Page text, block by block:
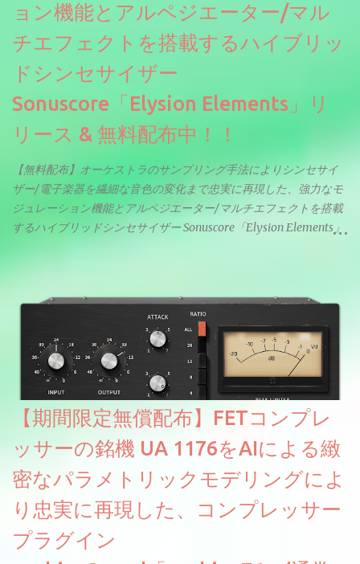
ョン機能とアルペジエーター/マル
チエフェクトを搭載するハイブリッ
ドシンセサイザー
Sonuscore「Elysion Elements」リ
リース & 無料配布中！！
【無料配布】オーケストラのサンプリング手法によりシンセサイ
ザー/電子楽器を繊細な音色の変化まで忠実に再現した、強力なモ
ジュレーション機能とアルペジエーター/マルチエフェクトを搭載
するハイブリッドシンセサイザー Sonuscore「Elysion Elements」
より音色が作りこまれているため、あらかじめアルペジオがプロ
グラムされているプリセットも多いですが、アルペジオを切るこ
とももちろんできます。 ほとんどのシンセライブラリは、音を一
度サンプリングしてベロシティで音量を調整します。 しかし、
ELYSIONは違います。ビンテージシンセを含む様々な音源から、
複数のベロシティレイヤーにわたって録音し、各レイヤーを整形
することで、弱く演奏した場合と強く演奏した場合で、全く異な
る音色が得られます。単に音量を変えただけの同じ音ではありま
せん。
【期間限定無償配布】FETコンプレ
ッサーの銘機 UA 1176をAIによる緻
密なパラメトリックモデリングによ
り忠実に再現した、コンプレッサー
プラグイン